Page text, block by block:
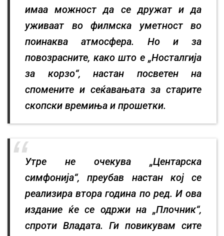
имаа можност да се дружат и да
уживаат во филмска уметност во
поинаква атмосфера. Но и за
повозрасните, како што е „Носталгија
за корзо“, настан посветен на
спомените и сеќавањата за старите
скопски времиња и прошетки.
Утре не очекува „Центарска
симфонија“, преубав настан кој се
реализира втора година по ред. И ова
издание ќе се одржи на „Плочник“,
спроти Владата. Ги повикувам сите